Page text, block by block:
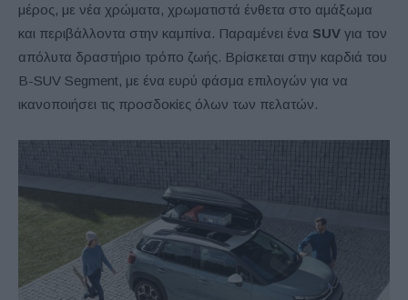
μέρος, με νέα χρώματα, χρωματιστά ένθετα στο αμάξωμα
και περιβάλλοντα στην καμπίνα. Παραμένει ένα SUV για τον
απόλυτα δραστήριο τρόπο ζωής. Βρίσκεται στην καρδιά του
B-SUV Segment, με ένα ευρύ φάσμα επιλογών για να
ικανοποιήσει τις προσδοκίες όλων των πελατών.